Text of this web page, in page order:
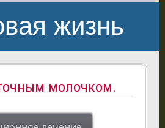
жизнь
молочком.